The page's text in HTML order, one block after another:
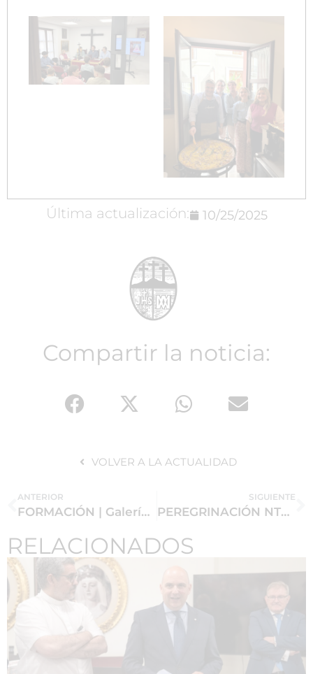
Última actualización: 10/25/2025
Compartir la noticia:
VOLVER A LA ACTUALIDAD
ANTERIOR
FORMACIÓN | Galería de imágenes
SIGUIENTE
PEREGRINACIÓN NTRA. SRA. SETEFILLA | Galería de imágenes
RELACIONADOS